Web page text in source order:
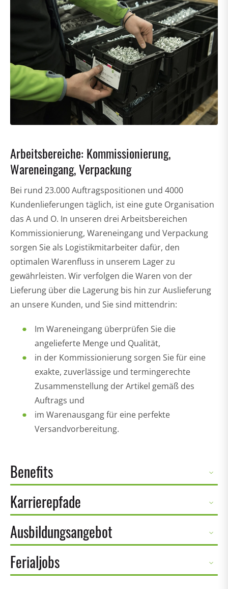
Arbeitsbereiche: Kommissionierung,
Wareneingang, Verpackung
Bei rund 23.000 Auftragspositionen und 4000
Kundenlieferungen täglich, ist eine gute Organisation
das A und O. In unseren drei Arbeitsbereichen
Kommissionierung, Wareneingang und Verpackung
sorgen Sie als Logistikmitarbeiter dafür, den
optimalen Warenfluss in unserem Lager zu
gewährleisten. Wir verfolgen die Waren von der
Lieferung über die Lagerung bis hin zur Auslieferung
an unsere Kunden, und Sie sind mittendrin:
Im Wareneingang überprüfen Sie die
angelieferte Menge und Qualität,
in der Kommissionierung sorgen Sie für eine
exakte, zuverlässige und termingerechte
Zusammenstellung der Artikel gemäß des
Auftrags und
im Warenausgang für eine perfekte
Versandvorbereitung.
Benefits
Karrierepfade
Ausbildungsangebot
Ferialjobs